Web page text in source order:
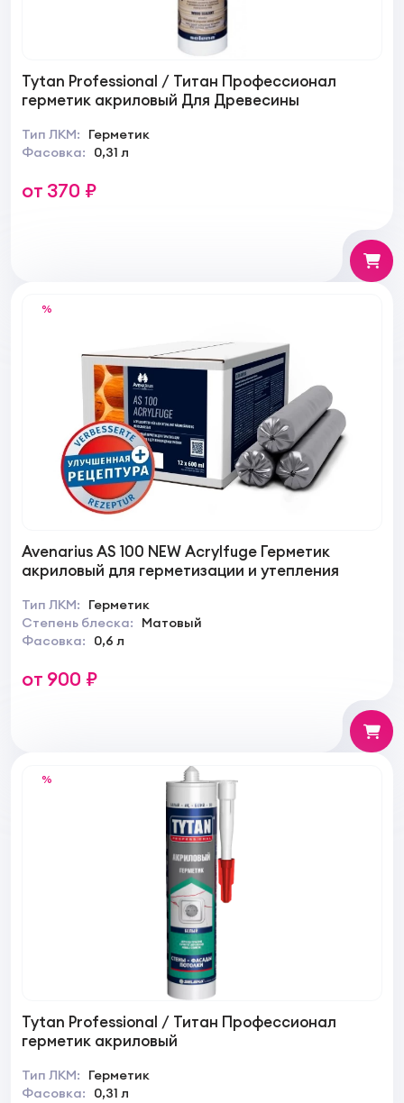
Tytan Professional / Титан Профессионал
герметик акриловый Для Древесины
Тип ЛКМ:
Герметик
Фасовка:
0,31 л
от 370 ₽
%
Avenarius AS 100 NEW Acrylfuge Герметик
акриловый для герметизации и утепления
Тип ЛКМ:
Герметик
Степень блеска:
Матовый
Фасовка:
0,6 л
от 900 ₽
%
Tytan Professional / Титан Профессионал
герметик акриловый
Тип ЛКМ:
Герметик
Фасовка:
0,31 л